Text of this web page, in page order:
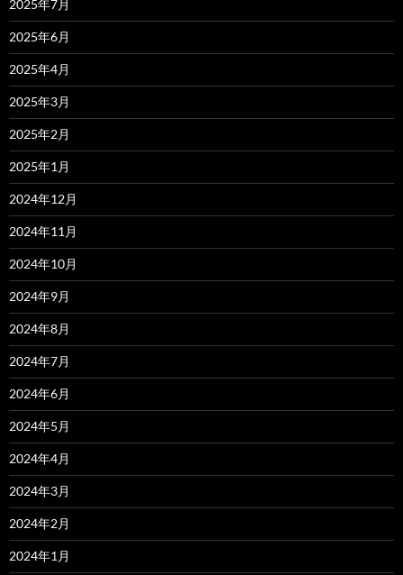
2025年7月
2025年6月
2025年4月
2025年3月
2025年2月
2025年1月
2024年12月
2024年11月
2024年10月
2024年9月
2024年8月
2024年7月
2024年6月
2024年5月
2024年4月
2024年3月
2024年2月
2024年1月